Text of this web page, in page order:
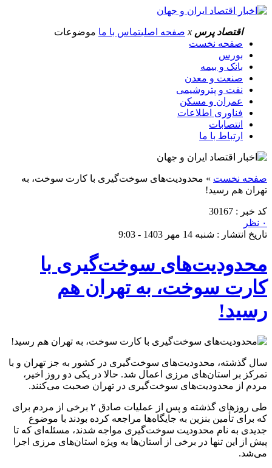
اقتصاد پرس x صفحه اصلیتماس با ما موضوعات
صفحه نخست
بورس
بانک و بیمه
صنعت و معدن
نفت و پتروشیمی
عمران و مسکن
فناوری اطلاعات
انتصابات
ارتباط با ما
صفحه نخست » محدودیت‌های سوخت‌گیری با کارت سوخت، به
تهران هم رسید!
کد خبر : 30167
۰ نظر
تاریخ انتشار : شنبه 14 مهر 1403 - 9:03
محدودیت‌های سوخت‌گیری با
کارت سوخت، به تهران هم
رسید!
سال گذشته، محدودیت‌های سوخت‌گیری در کشور به جز تهران و با
تمرکز بر استان‌های مرزی اعمال شد. حالا در یکی دو روز اخیر،
مردم از محدودیت‌های سوخت‌گیری در تهران صحبت می‌کنند.
طی روزهای گذشته و پس از عملیات صادق ۲ برخی از مردم برای
که برای تأمین بنزین به جایگاه‌ها مراجعه کرده بودند با موضوع
جدیدی به نام محدودیت سوخت‌گیری مواجه شدند، مسئله‌ای که تا
پیش از این تنها در برخی از استان‌ها به ویژه استان‌های مرزی اجرا
می‌شد.